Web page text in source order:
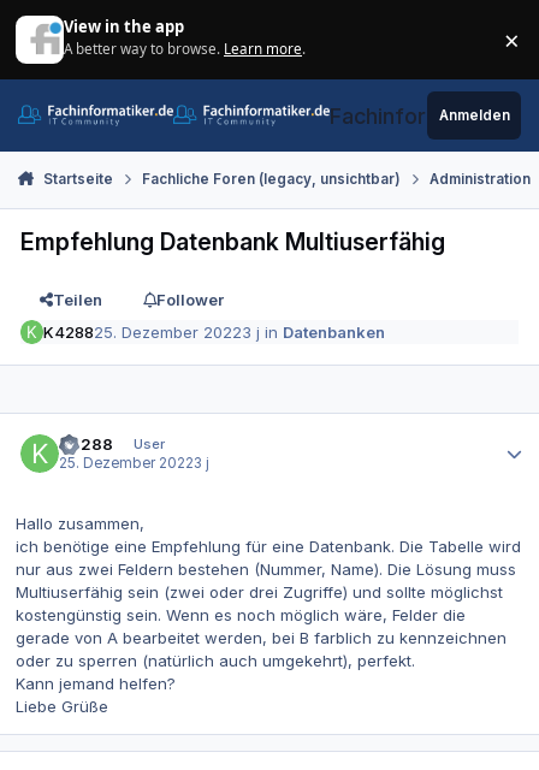
View in the app
A better way to browse. Learn more. ×
Fachinformatiker.de
Anmelden
Startseite Fachliche Foren (legacy, unsichtbar) Administration
Empfehlung Datenbank Multiuserfähig
Teilen
Follower
K428825. Dezember 20223 j in Datenbanken
K4288
User
25. Dezember 20223 j
Hallo zusammen,
ich benötige eine Empfehlung für eine Datenbank. Die Tabelle wird
nur aus zwei Feldern bestehen (Nummer, Name). Die Lösung muss
Multiuserfähig sein (zwei oder drei Zugriffe) und sollte möglichst
kostengünstig sein. Wenn es noch möglich wäre, Felder die
gerade von A bearbeitet werden, bei B farblich zu kennzeichnen
oder zu sperren (natürlich auch umgekehrt), perfekt.
Kann jemand helfen?
Liebe Grüße